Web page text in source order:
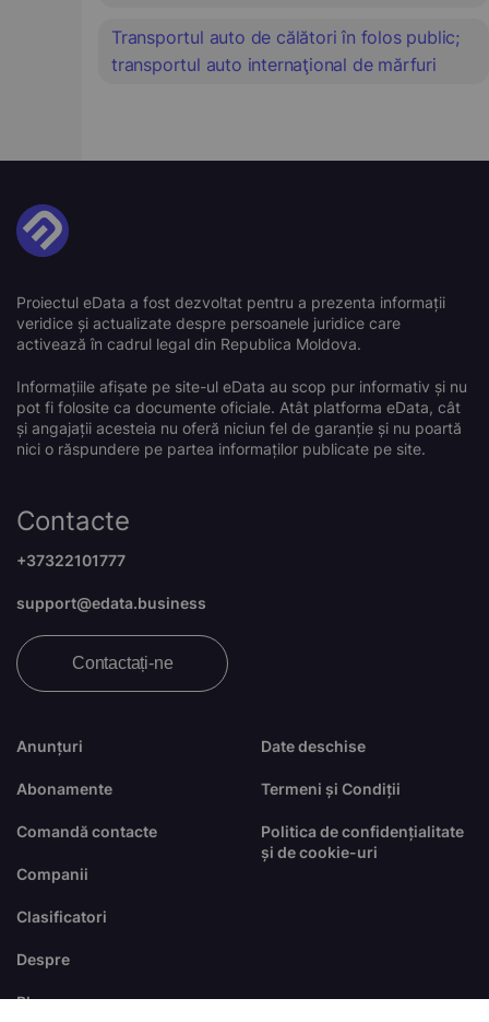
Transportul auto de călători în folos public;
transportul auto internaţional de mărfuri
Proiectul eData a fost dezvoltat pentru a prezenta informații
veridice și actualizate despre persoanele juridice care
activează în cadrul legal din Republica Moldova.
Informațiile afișate pe site-ul eData au scop pur informativ și nu
pot fi folosite ca documente oficiale. Atât platforma eData, cât
și angajații acesteia nu oferă niciun fel de garanție și nu poartă
nici o răspundere pe partea informaților publicate pe site.
Anunțuri
Abonamente
Comandă contacte
Companii
Clasificatori
Despre
Blog
Date deschise
Termeni și Condiții
Politica de confidențialitate
și de cookie-uri
Contacte
+37322101777
support@edata.business
Contactați-ne